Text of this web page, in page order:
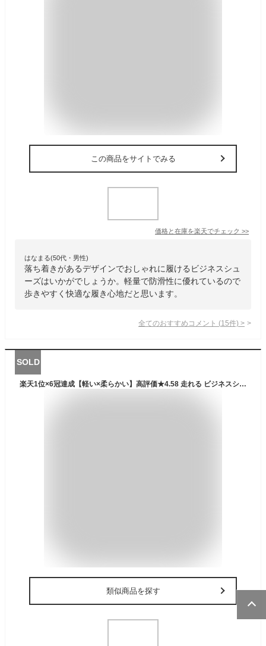
この商品をサイトでみる
価格と在庫を楽天でチェック >>
はなまる(50代・男性)
落ち着きがあるデザインでおしゃれに履けるビジネスシュ
ーズはいかがでしょうか。軽量で防滑性に優れているので
歩きやすく快適な履き心地だと思います。
全てのおすすめコメント (15件) >
SOLD
楽天1位×6冠達成【軽い×柔らかい】高評価★4.58 走れる ビジネスシューズ メンズ スニーカー 紳士靴 革靴 黒 ブラック ブラウン ウォーキング シューズ ローファー ストレートチップ ライムガーデン 24.5cm〜29.0cm 【30日品質保証 × 交換OK】土日も最強翌日配送
類似商品を探す